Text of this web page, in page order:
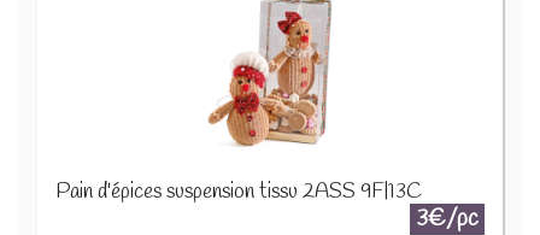
Pain d'épices suspension tissu 2ASS 9F|13C
3€/pc